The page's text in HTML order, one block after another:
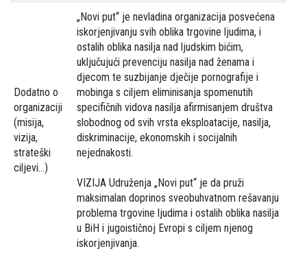
Dodatno o
organizaciji
(misija,
vizija,
strateški
ciljevi...)
„Novi put“ je nevladina organizacija posvećena
iskorjenjivanju svih oblika trgovine ljudima, i
ostalih oblika nasilja nad ljudskim bićim,
uključujući prevenciju nasilja nad ženama i
djecom te suzbijanje dječije pornografije i
mobinga s ciljem eliminisanja spomenutih
specifičnih vidova nasilja afirmisanjem društva
slobodnog od svih vrsta eksploatacije, nasilja,
diskriminacije, ekonomskih i socijalnih
nejednakosti.
VIZIJA Udruženja „Novi put“ je da pruži
maksimalan doprinos sveobuhvatnom rešavanju
problema trgovine ljudima i ostalih oblika nasilja
u BiH i jugoističnoj Evropi s ciljem njenog
iskorjenjivanja.